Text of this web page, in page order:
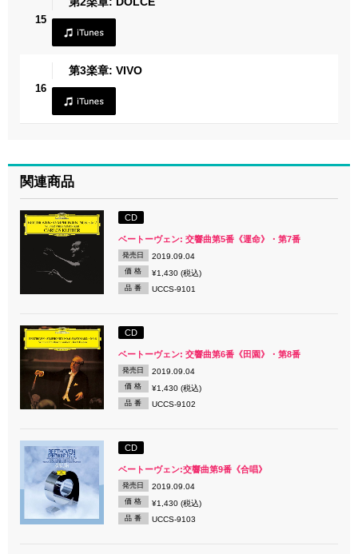
15
16
第3楽章: VIVO
関連商品
CD
ベートーヴェン: 交響曲第5番《運命》・第7番
発売日 2019.09.04
価 格 ¥1,430 (税込)
品 番 UCCS-9101
CD
ベートーヴェン: 交響曲第6番《田園》・第8番
発売日 2019.09.04
価 格 ¥1,430 (税込)
品 番 UCCS-9102
CD
ベートーヴェン:交響曲第9番《合唱》
発売日 2019.09.04
価 格 ¥1,430 (税込)
品 番 UCCS-9103